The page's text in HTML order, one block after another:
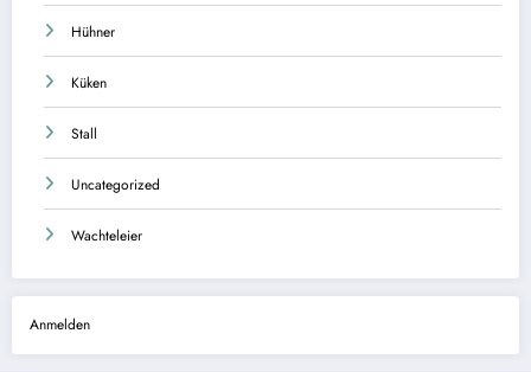
Hühner
Küken
Stall
Uncategorized
Wachteleier
Anmelden